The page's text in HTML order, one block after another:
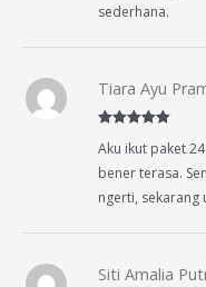
sederhana.
of 5
Tiara Ayu
Aku ikut paket
bener terasa.
ngerti, sekarang
Siti Amalia